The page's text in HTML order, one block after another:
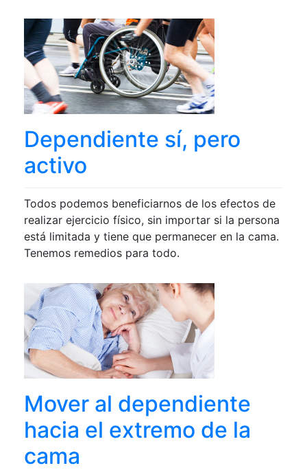
Dependiente sí, pero
activo
Todos podemos beneficiarnos de los efectos de
realizar ejercicio físico, sin importar si la persona
está limitada y tiene que permanecer en la cama.
Tenemos remedios para todo.
Mover al dependiente
hacia el extremo de la
cama